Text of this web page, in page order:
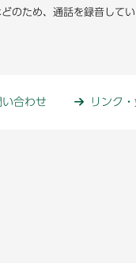
のため、通話を録音して
い合わせ リンク